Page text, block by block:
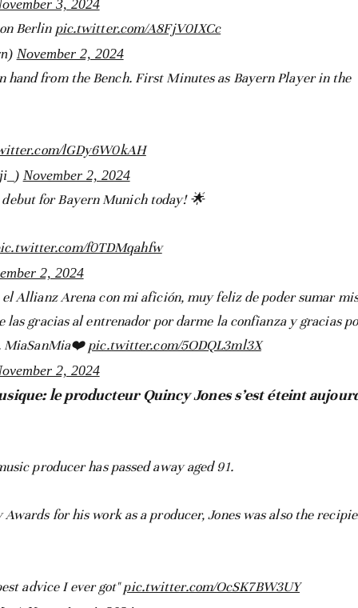
3, 2024
Berlin pic.twitter.com/A8FjV0IXCc
November 2, 2024
hand from the Bench. First Minutes as Bayern Player in the
lGDy6W0kAH
November 2, 2024
for Bayern Munich today! 🌟
f0TDMqahfw
2, 2024
Allianz Arena con mi afición, muy feliz de poder sumar
las gracias al entrenador por darme la confianza y gracias
MiaSanMia❤️pic.twitter.com/5ODQL3ml3X
2, 2024
le producteur Quincy Jones s’est éteint
producer has passed away aged 91.
for his work as a producer, Jones was also the
advice I ever got"pic.twitter.com/OcSK7BW3UY